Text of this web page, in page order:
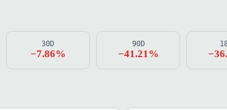
30D
−7.86%
90D
−41.21%